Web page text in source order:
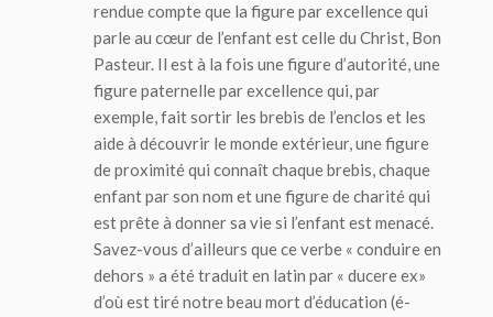
rendue compte que la figure par excellence qui
parle au cœur de l’enfant est celle du Christ, Bon
Pasteur. Il est à la fois une figure d’autorité, une
figure paternelle par excellence qui, par
exemple, fait sortir les brebis de l’enclos et les
aide à découvrir le monde extérieur, une figure
deproximitéqui connaît chaque brebis, chaque
enfant par son nom et une figure decharitéqui
est prête à donner sa vie si l’enfant est menacé.
Savez-vous d’ailleurs que ce verbe « conduire en
dehors » a été traduit en latin par « ducere ex»
d’où est tiré notre beau mort d’éducation (é-